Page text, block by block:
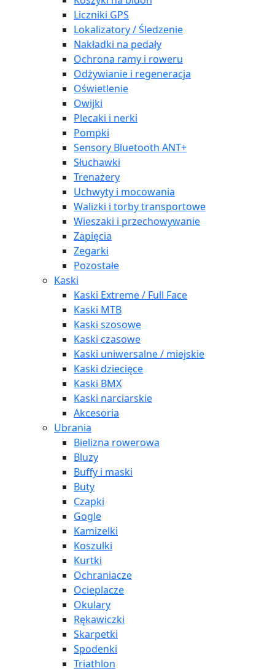
Liczniki GPS
Lokalizatory / Śledzenie
Nakładki na pedały
Ochrona ramy i roweru
Odżywianie i regeneracja
Oświetlenie
Owijki
Plecaki i nerki
Pompki
Sensory Bluetooth ANT+
Słuchawki
Trenażery
Uchwyty i mocowania
Walizki i torby transportowe
Wieszaki i przechowywanie
Zapięcia
Zegarki
Pozostałe
Kaski
Kaski Extreme / Full Face
Kaski MTB
Kaski szosowe
Kaski czasowe
Kaski uniwersalne / miejskie
Kaski dziecięce
Kaski BMX
Kaski narciarskie
Akcesoria
Ubrania
Bielizna rowerowa
Bluzy
Buffy i maski
Buty
Czapki
Gogle
Kamizelki
Koszulki
Kurtki
Ochraniacze
Ocieplacze
Okulary
Rękawiczki
Skarpetki
Spodenki
Triathlon